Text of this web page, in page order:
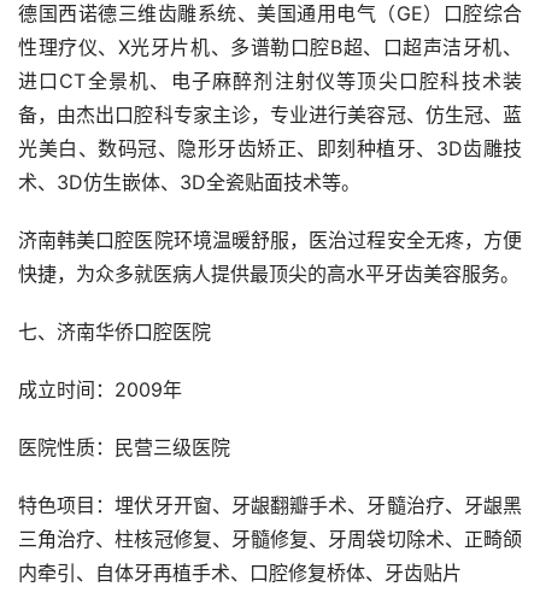
德国西诺德三维齿雕系统、美国通用电气（GE）口腔综合
性理疗仪、X光牙片机、多谱勒口腔B超、口超声洁牙机、
进口CT全景机、电子麻醉剂注射仪等顶尖口腔科技术装
备，由杰出口腔科专家主诊，专业进行美容冠、仿生冠、蓝
光美白、数码冠、隐形牙齿矫正、即刻种植牙、3D齿雕技
术、3D仿生嵌体、3D全瓷贴面技术等。
济南韩美口腔医院环境温暖舒服，医治过程安全无疼，方便
快捷，为众多就医病人提供最顶尖的高水平牙齿美容服务。
七、济南华侨口腔医院
成立时间：2009年
医院性质：民营三级医院
特色项目：埋伏牙开窗、牙龈翻瓣手术、牙髓治疗、牙龈黑
三角治疗、柱核冠修复、牙髓修复、牙周袋切除术、正畸颌
内牵引、自体牙再植手术、口腔修复桥体、牙齿贴片